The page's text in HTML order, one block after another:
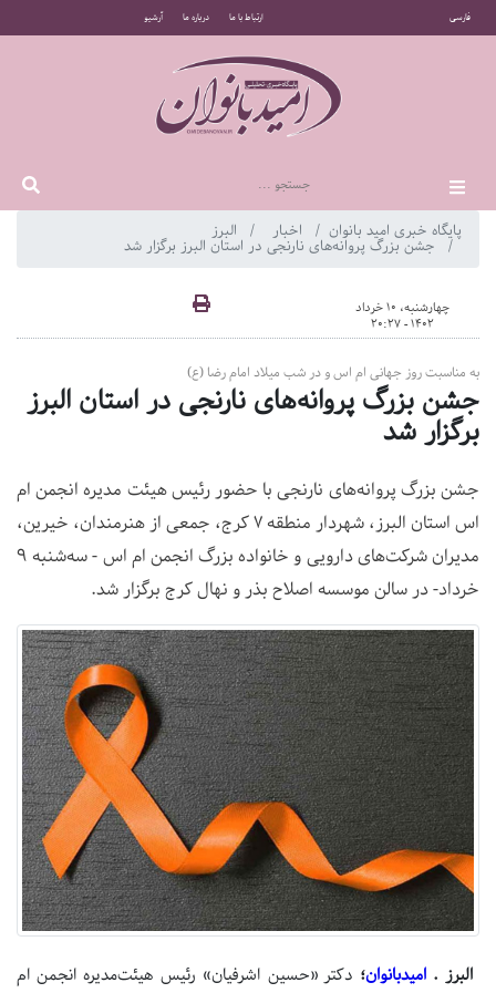
فارسی ارتباط با ما درباره ما آرشیو
پایگاه خبری امید بانوان اخبار البرز
جشن بزرگ پروانه‌های نارنجی در استان البرز برگزار شد
چهارشنبه، 10 خرداد
1402 - 20:27
به مناسبت روز جهانی ام اس و در شب میلاد امام رضا (ع)
جشن بزرگ پروانه‌های نارنجی در استان البرز
برگزار شد
جشن بزرگ پروانه‌های نارنجی با حضور رئیس هیئت مدیره انجمن ام
اس استان البرز، شهردار منطقه 7 کرج، جمعی از هنرمندان، خیرین،
مدیران شرکت‌های دارویی و خانواده بزرگ انجمن ام اس - سه‌شنبه 9
خرداد- در سالن موسسه اصلاح بذر و نهال کرج برگزار شد.
البرز .امیدبانوان؛ دکتر «حسین اشرفیان» رئیس هیئت‌مدیره انجمن ام